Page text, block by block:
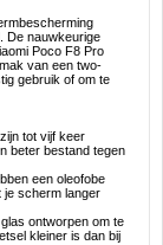
De nauwkeurige
Poco F8 Pro
van een two-
gebruik of om te
tot vijf keer
beter bestand tegen
een oleofobe
je scherm langer
ontworpen om te
kleiner is dan bij